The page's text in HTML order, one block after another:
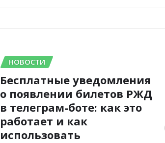
НОВОСТИ
Бесплатные уведомления
о появлении билетов РЖД
в телеграм-боте: как это
работает и как
использовать